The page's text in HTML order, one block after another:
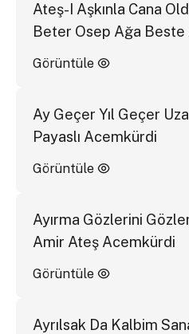
Ateş-I Aşkınla Cana
Beter Osep Ağa
Görüntüle
Ay Geçer Yıl Geçer
Payaslı Acemkürdi
Görüntüle
Ayırma Gözlerini
Amir Ateş Acemkürdi
Görüntüle
Ayrılsak Da Kalbim